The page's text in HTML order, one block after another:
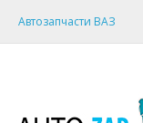
Автозапчасти ВАЗ